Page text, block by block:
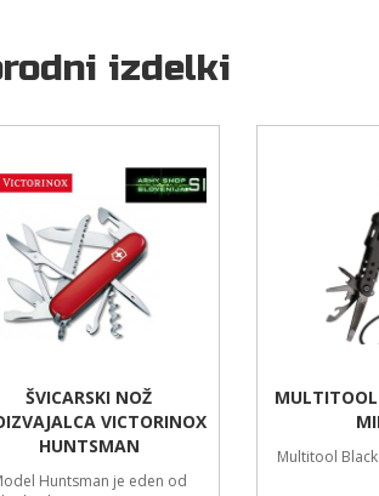
izdelki
ŠVICARSKI NOŽ
VICTORINOX
HUNTSMAN
Huntsman je eden od
Multitool